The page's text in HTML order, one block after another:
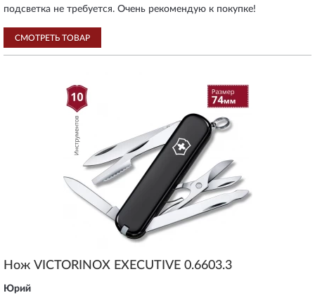
подсветка не требуется. Очень рекомендую к покупке!
СМОТРЕТЬ ТОВАР
Нож VICTORINOX EXECUTIVE 0.6603.3
Юрий